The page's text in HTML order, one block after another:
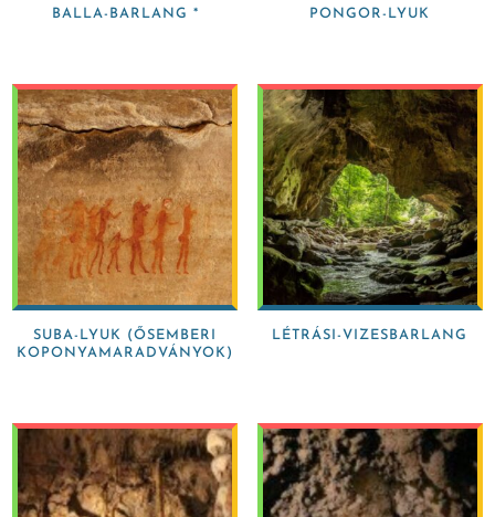
BALLA-BARLANG * PONGOR-LYUK
SUBA-LYUK (ŐSEMBERI
KOPONYAMARADVÁNYOK)
LÉTRÁSI-VIZESBARLANG